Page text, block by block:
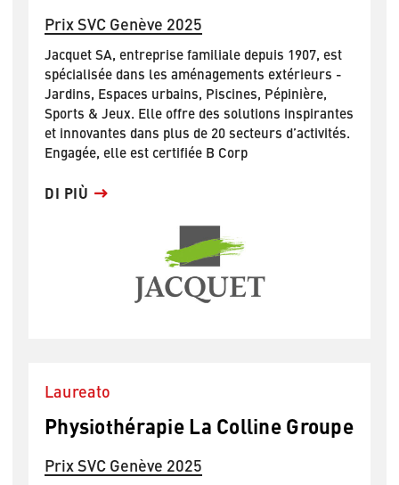
Prix SVC Genève 2025
Jacquet SA, entreprise familiale depuis 1907, est
spécialisée dans les aménagements extérieurs -
Jardins, Espaces urbains, Piscines, Pépinière,
Sports & Jeux. Elle offre des solutions inspirantes
et innovantes dans plus de 20 secteurs d’activités.
Engagée, elle est certifiée B Corp
DI PIÙ
Laureato
Physiothérapie La Colline Groupe
Prix SVC Genève 2025